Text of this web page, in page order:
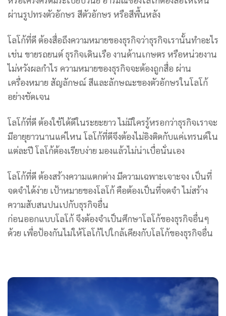
ผ่านรูปทรงตัวอักษร สีตัวอักษร หรือสีพื้นหลัง
โลโก้ที่ดี ต้องสื่อถึงความหมายของธุรกิจว่าธุรกิจเรานั้นทำอะไร
เช่น ขายรถยนต์ ธุรกิจเดินเรือ งานด้านเกษตร หรือหน่วยงาน
ไม่หวังผลกำไร ความหมายของธุรกิจจะต้องถูกสื่อ ผ่าน
เครื่องหมาย สัญลักษณ์ สีและลักษณะของตัวอักษรในโลโก้
อย่างชัดเจน
โลโก้ที่ดี ต้องใช้ได้ดีในระยะยาว ไม่มีใครรู้หรอกว่าธุรกิจเราจะ
มีอายุยาวนานแค่ไหน โลโก้ที่ดีจึงต้องไม่อิงติดกับแค่เทรนด์ใน
แต่ละปี โลโก้ต้องเรียบง่าย มองแล้วไม่น่าเบื่อนั่นเอง
โลโก้ที่ดี ต้องสร้างความแตกต่าง มีความเฉพาะเจาะจง เป็นที่
จดจำได้ง่าย เป้าหมายของโลโก้ คือต้องเป็นที่จดจำ ไม่สร้าง
ความสับสนปนเปกับธุรกิจอื่น
ก่อนออกแบบโลโก้ จึงต้องจำเป็นศึกษาโลโก้ของธุรกิจอื่นๆ
ด้วย เพื่อป้องกันไม่ให้โลโก้ไปใกล้เคียงกับโลโก้ของธุรกิจอื่น